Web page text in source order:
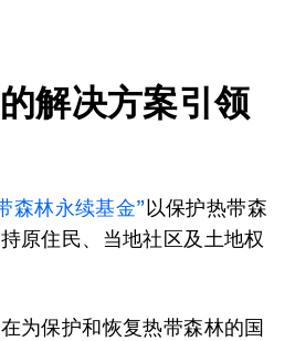
解决方案引领
森林永续基金”以保护热带森
原住民、当地社区及土地权
为保护和恢复热带森林的国